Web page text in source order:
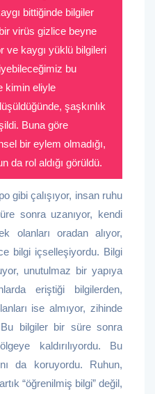
bittiğinde bilgiler
virüs gizlice beyne
ve kaygı yüklü bilgileri
bu
kimin eliyle
şaşkınlık
Buna göre
bir eylem olmadığı,
da rol aldığı görüldü.
gibi çalışıyor, insan ruhu
sonra uzanıyor, kendi
olanları oradan alıyor,
bilgi içselleşiyordu. Bilgi
unutulmaz bir yapıya
eriştiği bilgilerden,
ise almıyor, zihinde
Bu bilgiler bir süre sonra
kaldırılıyordu. Bu
da koruyordu. Ruhun,
“öğrenilmiş bilgi” değil,